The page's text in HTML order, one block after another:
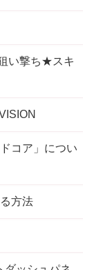
い撃ち★スキ
コア」につい
方法